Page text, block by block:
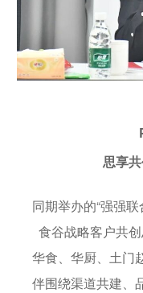
思享
同期举办的“强强
食谷战略客户共
华食、华厨、土门
伴围绕渠道共建、